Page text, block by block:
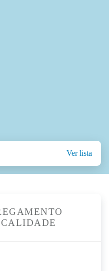
Ver lista